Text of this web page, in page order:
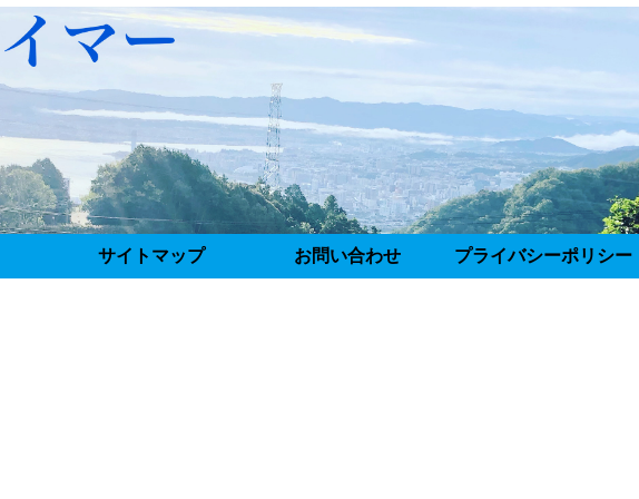
サイトマップ お問い合わせ プライバシーポリシー